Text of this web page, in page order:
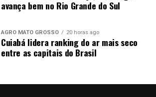
avança bem no Rio Grande do Sul
AGRO MATO GROSSO 20 horas ago
Cuiabá lidera ranking do ar mais seco
entre as capitais do Brasil